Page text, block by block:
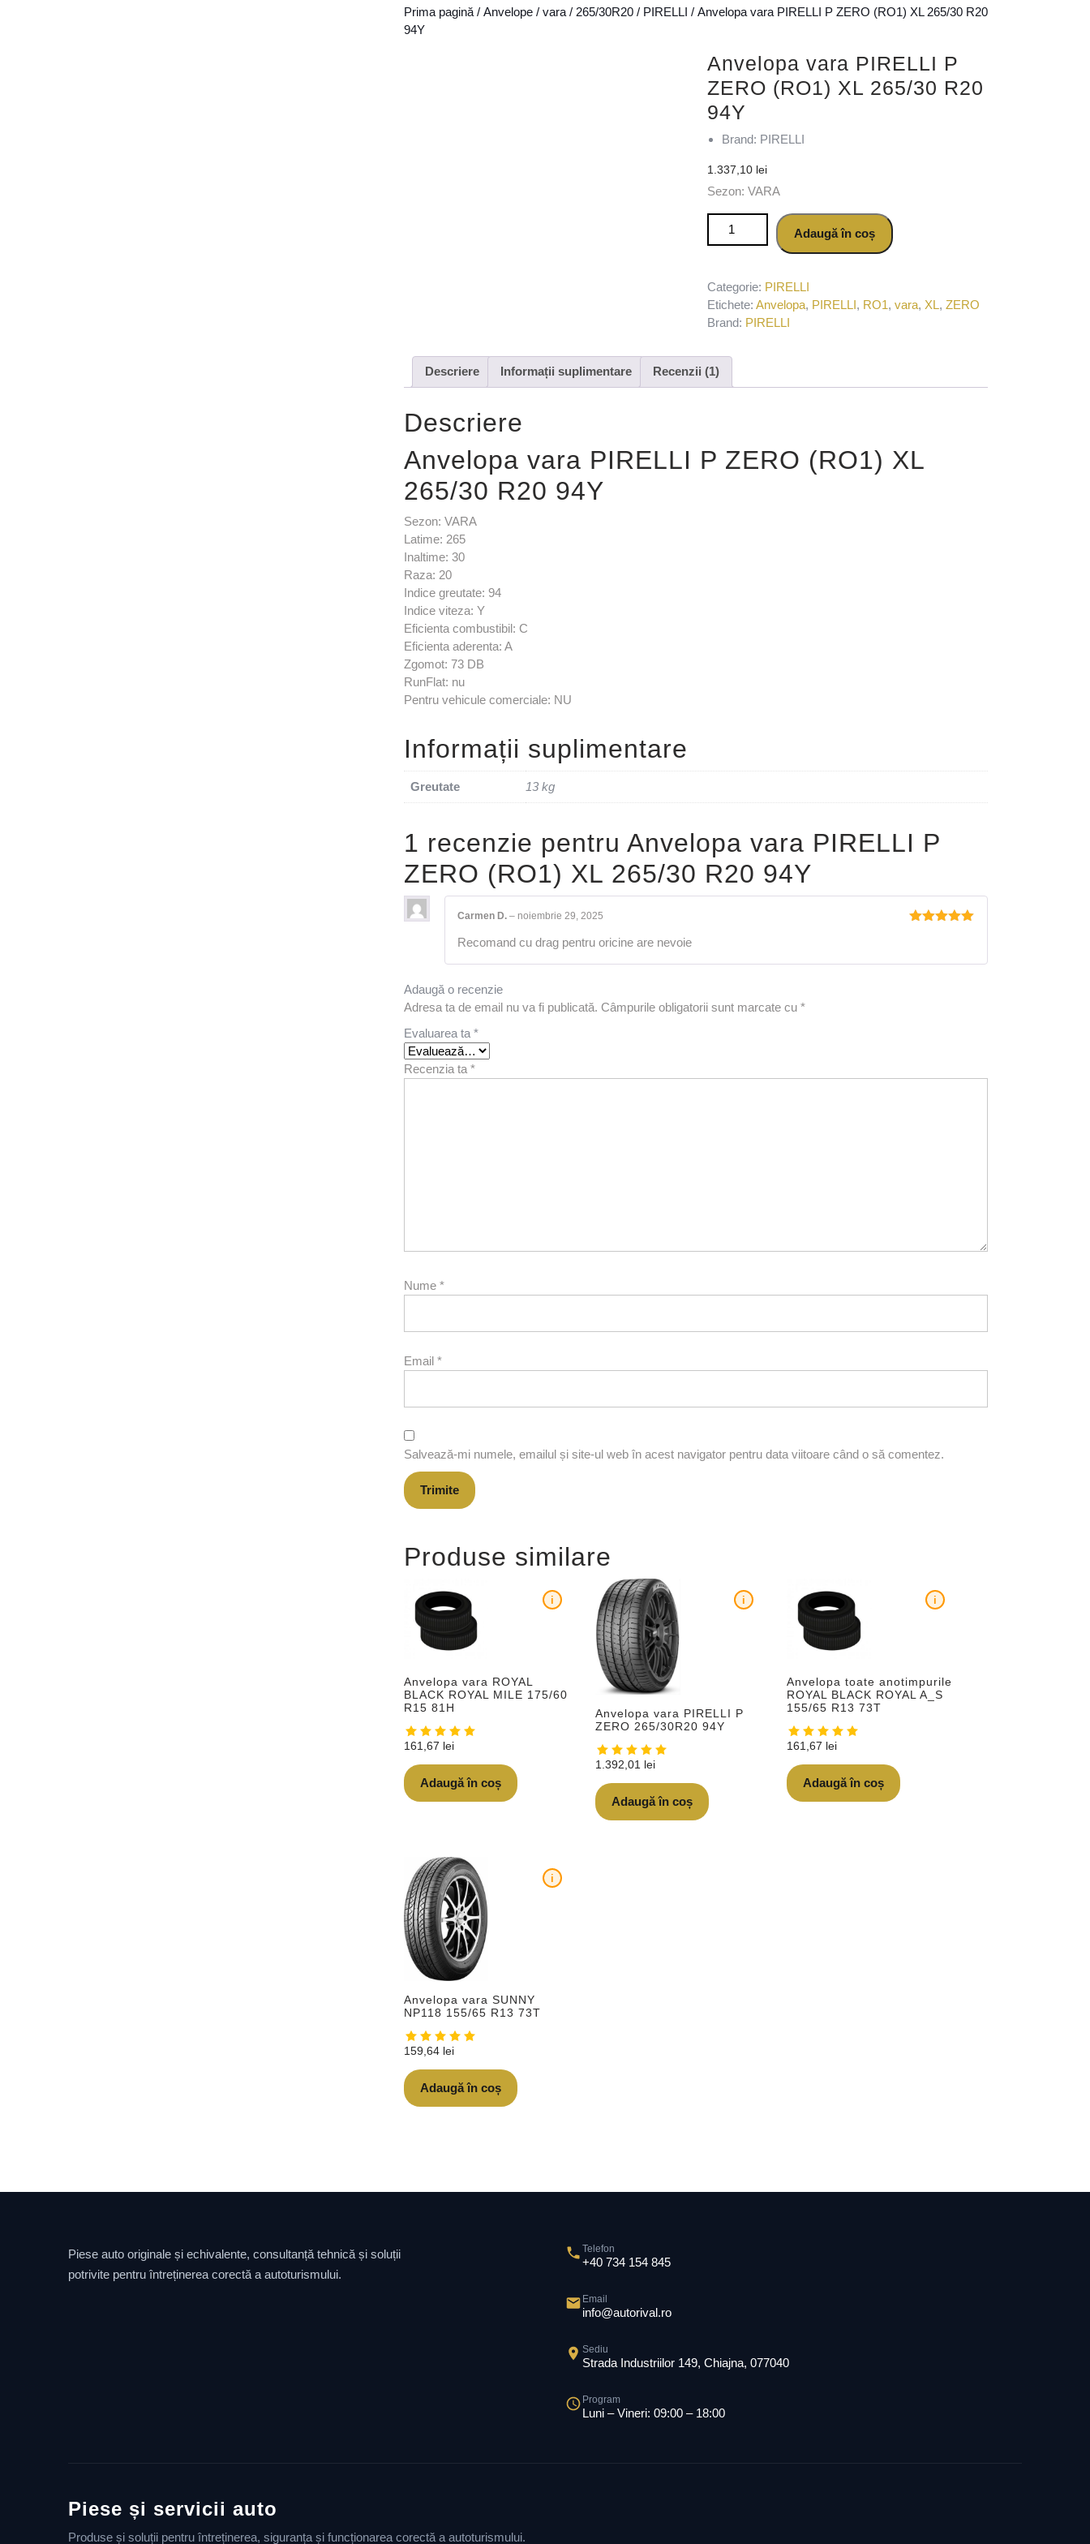
Prima pagină / Anvelope / vara / 265/30R20 / PIRELLI / Anvelopa vara PIRELLI P ZERO (RO1) XL 265/30 R20
94Y
Anvelopa vara PIRELLI P
ZERO (RO1) XL 265/30 R20
94Y
Brand: PIRELLI
1.337,10 lei
Sezon: VARA
Cantitate Anvelopa vara PIRELLI P ZERO (RO1) XL 265/30 R20 94Y
Adaugă în coș
Categorie: PIRELLI
Etichete:Anvelopa, PIRELLI, RO1,vara, XL,ZERO
Brand: PIRELLI
Descriere Informații suplimentare Recenzii (1)
Descriere
Anvelopa vara PIRELLI P ZERO (RO1) XL
265/30 R20 94Y
Sezon: VARA
Latime: 265
Inaltime: 30
Raza: 20
Indice greutate: 94
Indice viteza: Y
Eficienta combustibil: C
Eficienta aderenta: A
Zgomot: 73 DB
RunFlat: nu
Pentru vehicule comerciale: NU
Informații suplimentare
Greutate 13 kg
1 recenzie pentru Anvelopa vara PIRELLI P
ZERO (RO1) XL 265/30 R20 94Y
Carmen D. – noiembrie 29, 2025
Recomand cu drag pentru oricine are nevoie
Adaugă o recenzie
Adresa ta de email nu va fi publicată. Câmpurile obligatorii sunt marcate cu *
Evaluarea ta *
Recenzia ta *
Nume *
Email *
Salvează-mi numele, emailul și site-ul web în acest navigator pentru data viitoare când o să comentez.
Produse similare
Anvelopa vara ROYAL
BLACK ROYAL MILE 175/60
R15 81H
i
161,67 lei
Adaugă în coș
Anvelopa vara PIRELLI P
ZERO 265/30R20 94Y
i
1.392,01 lei
Adaugă în coș
Anvelopa toate anotimpurile
ROYAL BLACK ROYAL A_S
155/65 R13 73T
i
161,67 lei
Adaugă în coș
Anvelopa vara SUNNY
NP118 155/65 R13 73T
i
159,64 lei
Adaugă în coș
Piese auto originale și echivalente, consultanță tehnică și soluții
potrivite pentru întreținerea corectă a autoturismului.
Telefon
+40 734 154 845
Email
info@autorival.ro
Sediu
Strada Industriilor 149, Chiajna, 077040
Program
Luni – Vineri: 09:00 – 18:00
Piese și servicii auto
Produse și soluții pentru întreținerea, siguranța și funcționarea corectă a autoturismului.